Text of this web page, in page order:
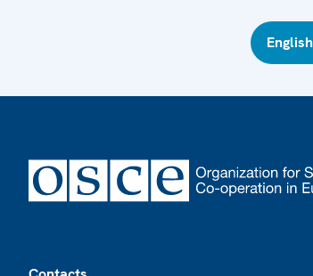
English